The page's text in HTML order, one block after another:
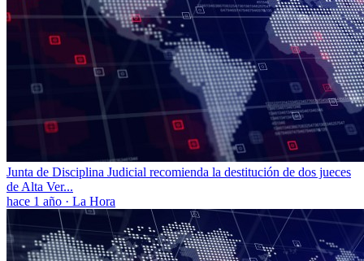
Junta de Disciplina Judicial recomienda la destitución de dos jueces
de Alta Ver...
hace 1 año · La Hora